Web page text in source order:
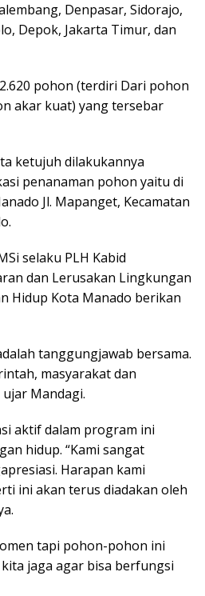
Denpasar, Sidorajo,
Depok, Jakarta Timur, dan
pohon (terdiri Dari pohon
akar kuat) yang tersebar
ketujuh dilakukannya
penanaman pohon yaitu di
Jl. Mapanget, Kecamatan
selaku PLH Kabid
dan Lerusakan Lingkungan
Hidup Kota Manado berikan
tanggungjawab bersama.
masyarakat dan
Mandagi.
aktif dalam program ini
hidup. “Kami sangat
Harapan kami
ini akan terus diadakan oleh
tapi pohon-pohon ini
jaga agar bisa berfungsi